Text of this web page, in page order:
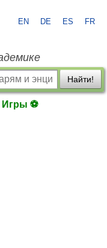
EN DE ES FR
Найти!
Игры ⚽